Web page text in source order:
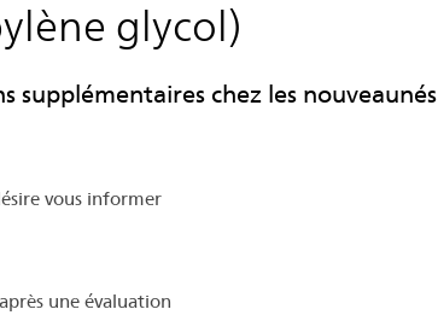
glycol)
supplémentaires chez les nouveaunés
vous informer
une évaluation